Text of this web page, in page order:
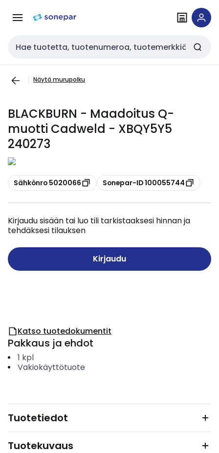
navigointiinsisältöön
Haku
Näytä murupolku
BLACKBURN - Maadoitus Q-
muotti Cadweld - XBQY5Y5
240273
Kopioi
Sähkönro 5020066 Kopioi
Sonepar-ID 100055744
Kirjaudu sisään tai luo tili tarkistaaksesi hinnan ja
tehdäksesi tilauksen
Kirjaudu
Katso tuotedokumentit
Pakkaus ja ehdot
1 kpl
Vakiokäyttötuote
Tuotetiedot
Tuotekuvaus